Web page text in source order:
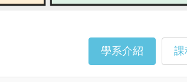
助系統
學系介紹 課